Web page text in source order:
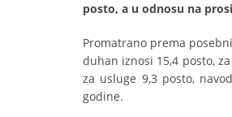
posto, a u odnosu na
Promatrano prema
duhan iznosi 15,4 posto,
za usluge 9,3 posto,
godine.